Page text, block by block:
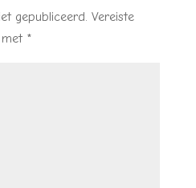
gepubliceerd. Vereiste
*